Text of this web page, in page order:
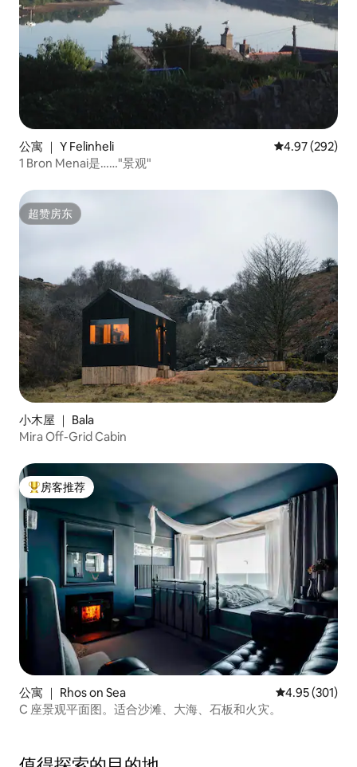
公寓 ｜ Y Felinheli 平均评分 4.97
4.97 (292)
1 Bron Menai是……"景观"
超赞房东
超赞房东
小木屋 ｜ Bala
Mira Off-Grid Cabin
热门「房客推荐」
房客推荐
公寓 ｜ Rhos on Sea 平均评分 4.95
4.95 (301)
C 座景观平面图。适合沙滩、大海、石板和火灾。